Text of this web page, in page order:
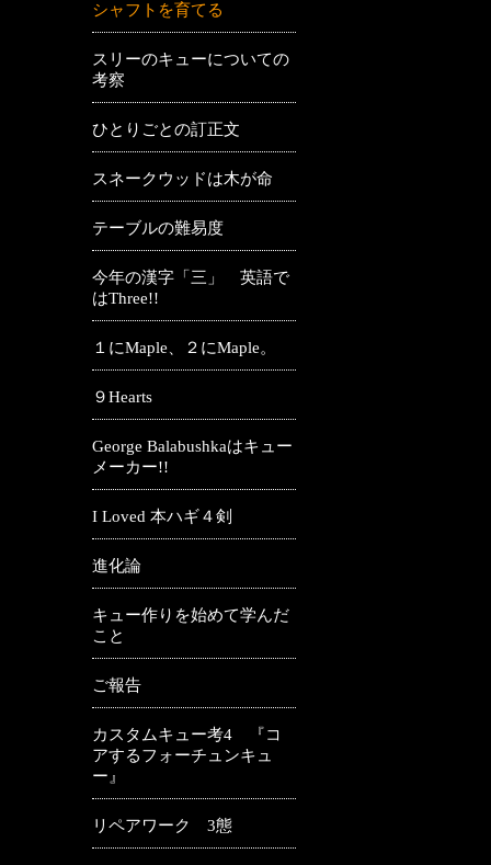
シャフトを育てる
スリーのキューについての
考察
ひとりごとの訂正文
スネークウッドは木が命
テーブルの難易度
今年の漢字「三」 英語で
はThree!!
１にMaple、２にMaple。
９Hearts
George Balabushkaはキュー
メーカー!!
I Loved 本ハギ４剣
進化論
キュー作りを始めて学んだ
こと
ご報告
カスタムキュー考4 『コ
アするフォーチュンキュ
ー』
リペアワーク 3態